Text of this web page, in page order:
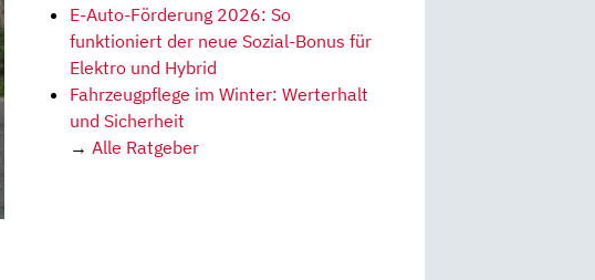
E-Auto-Förderung 2026: So
funktioniert der neue Sozial-Bonus für
Elektro und Hybrid
Fahrzeugpflege im Winter: Werterhalt
und Sicherheit
→ Alle Ratgeber